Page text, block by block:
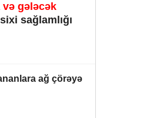
illik
gələcək
sağlamlığı
ağ çörəyə